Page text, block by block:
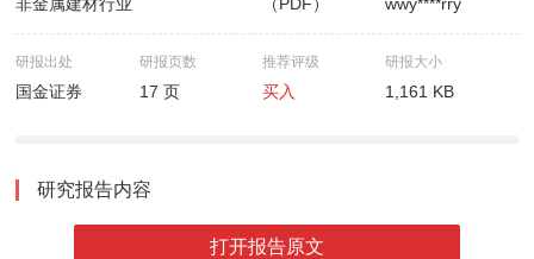
研报出处
国金证券
研报页数
17 页
推荐评级
买入
研报大小
1,161 KB
研究报告内容
打开报告原文